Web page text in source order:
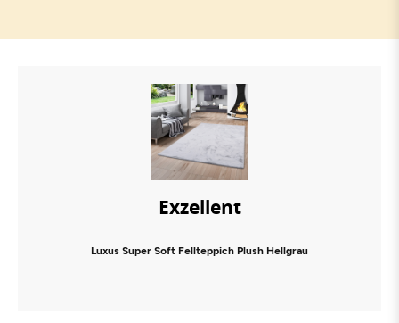
Exzellent
Luxus Super Soft Fellteppich Plush Hellgrau